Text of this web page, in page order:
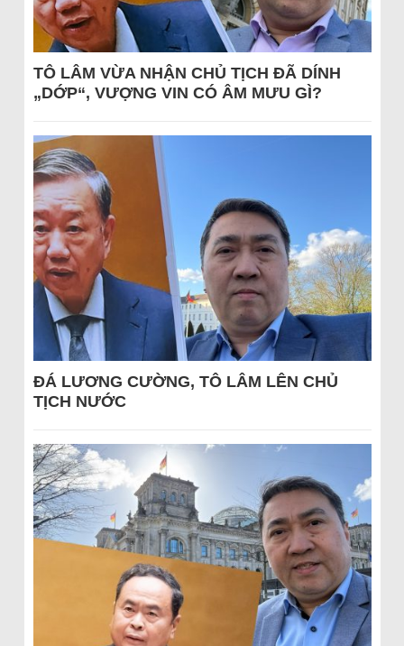
TÔ LÂM VỪA NHẬN CHỦ TỊCH ĐÃ DÍNH
„DỚP“, VƯỢNG VIN CÓ ÂM MƯU GÌ?
ĐÁ LƯƠNG CƯỜNG, TÔ LÂM LÊN CHỦ
TỊCH NƯỚC